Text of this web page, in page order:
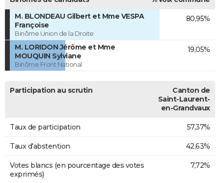
M. BLONDEAU Gilbert et Mme VESPA
Françoise
Binôme Union de la Droite
80,95%
M. LORIDON Jérôme et Mme
MOUQUIN Sylviane
Binôme Front National
19,05%
Participation au scrutin
Canton de
Saint-Laurent-
en-Grandvaux
Taux de participation 57,37%
Taux d'abstention 42,63%
Votes blancs (en pourcentage des votes
exprimés)
7,72%